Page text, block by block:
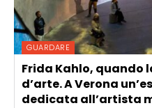
GUARDARE
Frida Kahlo, quando
d’arte. A Verona
dedicata all’artista